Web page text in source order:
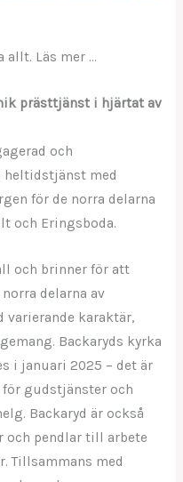
allt. Läs mer …
prästtjänst i hjärtat av
och
heltidstjänst med
för de norra delarna
och Eringsboda.
och brinner för att
delarna av
varierande karaktär,
Backaryds kyrka
i januari 2025 – det är
för gudstjänster och
Backaryd är också
och pendlar till arbete
Tillsammans med